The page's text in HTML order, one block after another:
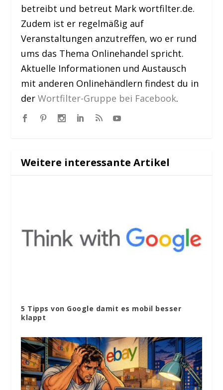
betreibt und betreut Mark wortfilter.de.
Zudem ist er regelmäßig auf
Veranstaltungen anzutreffen, wo er rund
ums das Thema Onlinehandel spricht.
Aktuelle Informationen und Austausch
mit anderen Onlinehändlern findest du in
derWortfilter-Gruppe bei Facebook.
Weitere interessante Artikel
5 Tipps von Google damit es mobil besser
klappt